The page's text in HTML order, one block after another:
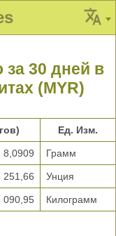
30 дней в
(MYR)
Ед. Изм.
8,0909 Грамм
251,66 Унция
090,95 Килограмм